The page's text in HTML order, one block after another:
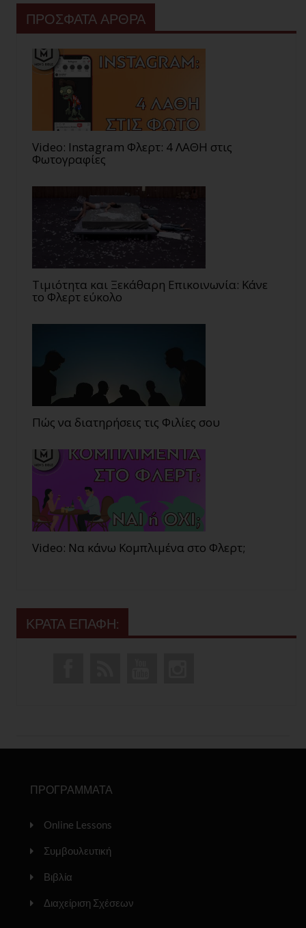
ΠΡΟΣΦΑΤΑ ΑΡΘΡΑ
Video: Instagram Φλερτ: 4 ΛΑΘΗ στις
Φωτογραφίες
Τιμιότητα και Ξεκάθαρη Επικοινωνία: Κάνε
το Φλερτ εύκολο
Πώς να διατηρήσεις τις Φιλίες σου
Video: Να κάνω Κομπλιμένα στο Φλερτ;
ΚΡΑΤΑ ΕΠΑΦΗ:
ΠΡΟΓΡΑΜΜΑΤΑ
Online Lessons
Συμβουλευτική
Βιβλία
Διαχείριση Σχέσεων